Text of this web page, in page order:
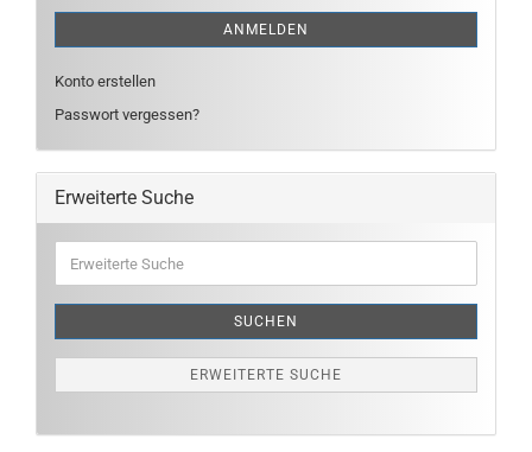
ANMELDEN
Konto erstellen
Passwort vergessen?
Erweiterte Suche
Suche
SUCHEN
ERWEITERTE SUCHE